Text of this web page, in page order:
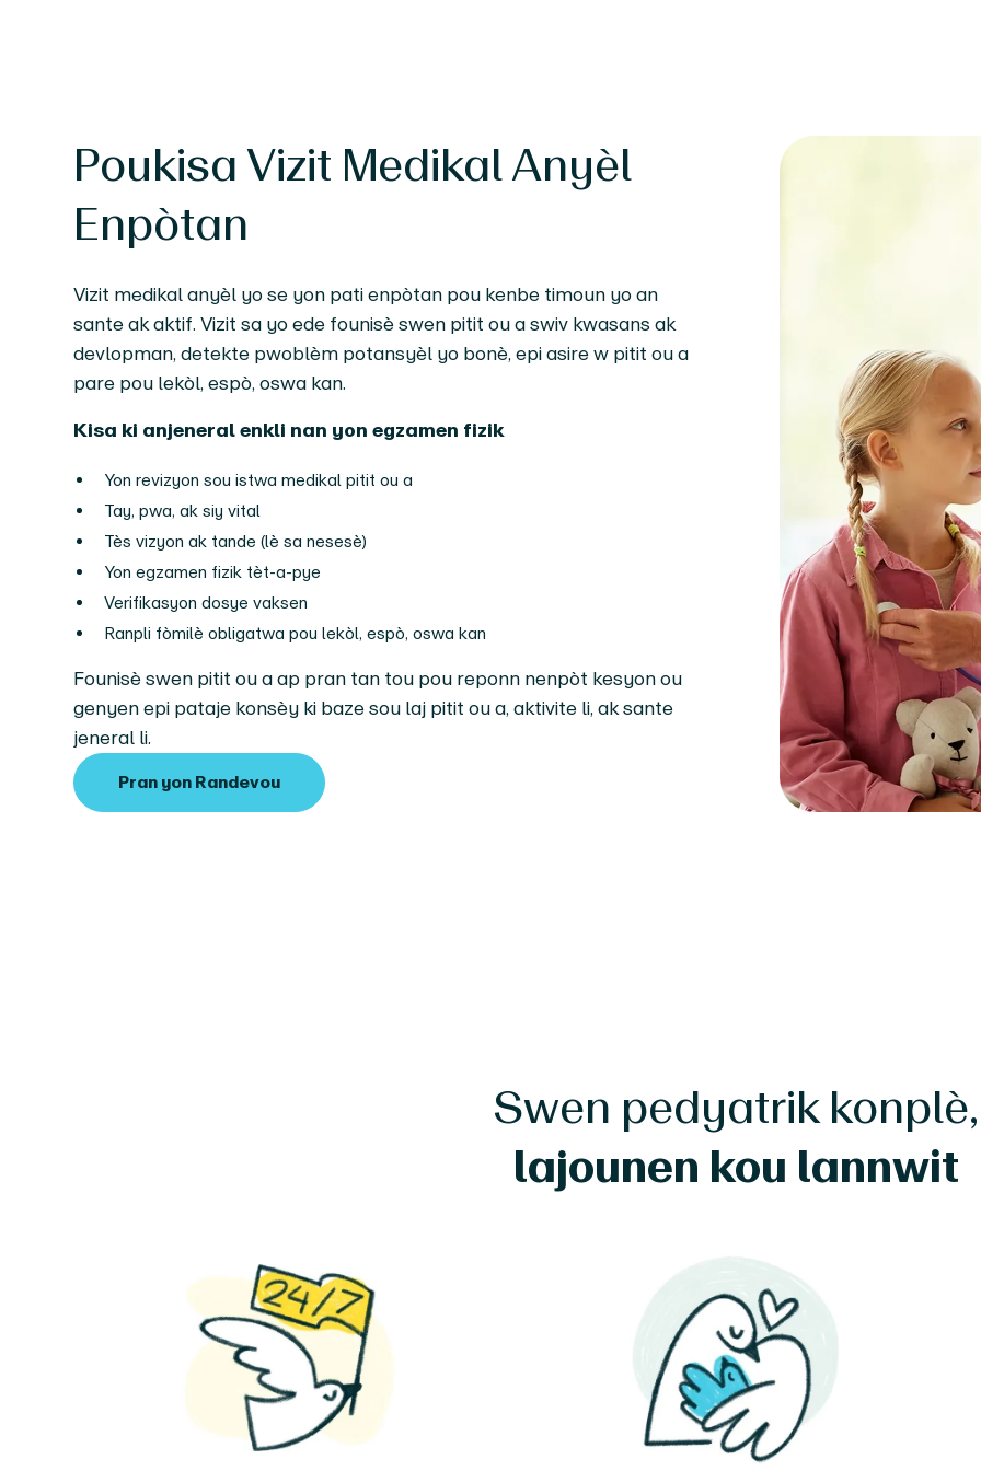
Poukisa Vizit Medikal Anyèl
Enpòtan
Vizit medikal anyèl yo se yon pati enpòtan pou kenbe timoun yo an
sante ak aktif. Vizit sa yo ede founisè swen pitit ou a swiv kwasans ak
devlopman, detekte pwoblèm potansyèl yo bonè, epi asire w pitit ou a
pare pou lekòl, espò, oswa kan.
Kisa ki anjeneral enkli nan yon egzamen fizik
Yon revizyon sou istwa medikal pitit ou a
Tay, pwa, ak siy vital
Tès vizyon ak tande (lè sa nesesè)
Yon egzamen fizik tèt-a-pye
Verifikasyon dosye vaksen
Ranpli fòmilè obligatwa pou lekòl, espò, oswa kan
Founisè swen pitit ou a ap pran tan tou pou reponn nenpòt kesyon ou
genyen epi pataje konsèy ki baze sou laj pitit ou a, aktivite li, ak sante
jeneral li.
Pran yon Randevou
Swen pedyatrik konplè,
lajounen kou lannwit